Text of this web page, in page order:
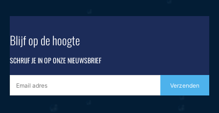
Blijf op de hoogte
SCHRIJF JE IN OP ONZE NIEUWSBRIEF
Verzenden